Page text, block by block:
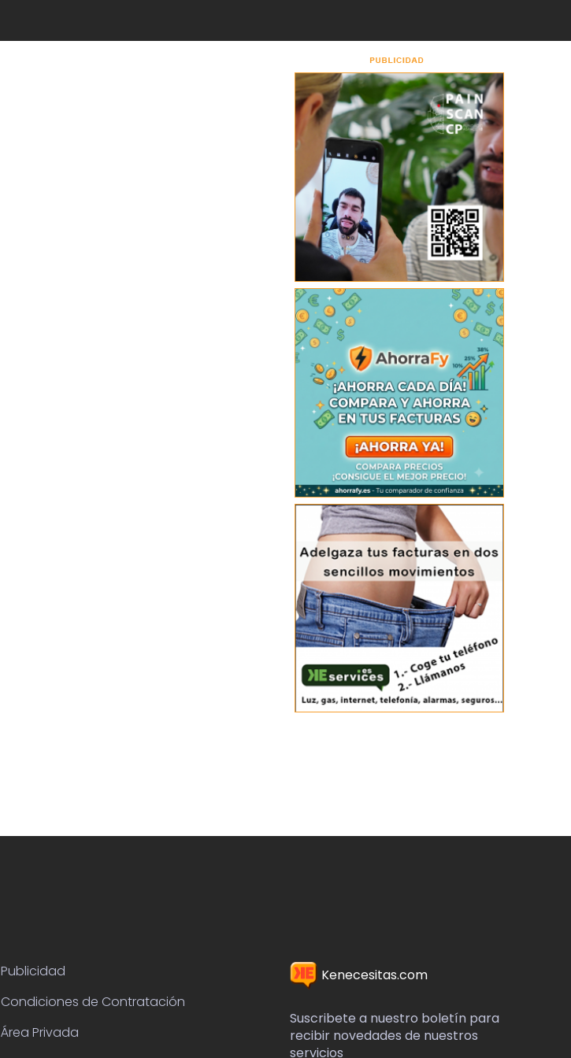
Publicidad
Condiciones de Contratación
Área Privada
Kenecesitas.com
Suscribete a nuestro boletín para
recibir novedades de nuestros
servicios